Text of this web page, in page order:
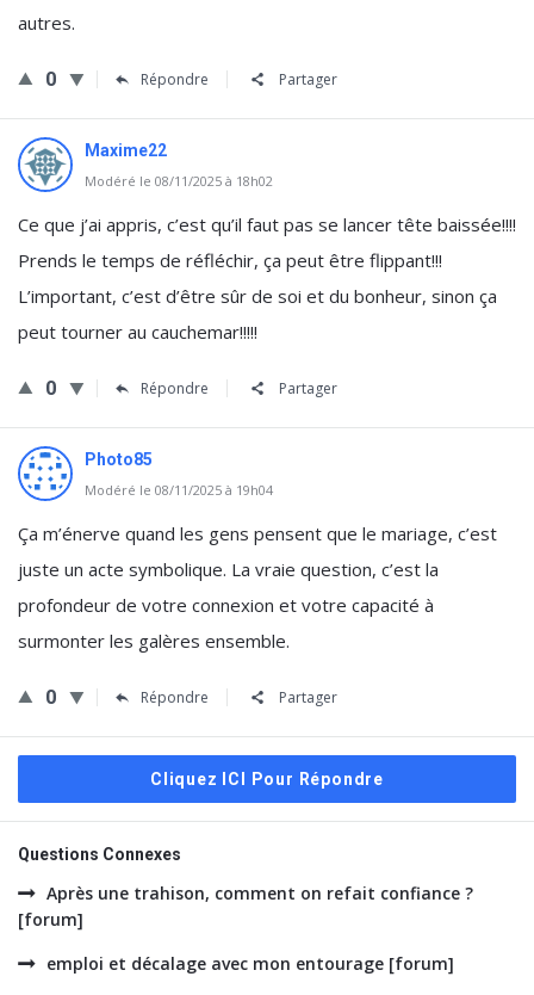
autres.
0 Répondre Partager
Maxime22
Modéré le 08/11/2025 à 18h02
Ce que j’ai appris, c’est qu’il faut pas se lancer tête baissée!!!!
Prends le temps de réfléchir, ça peut être flippant!!!
L’important, c’est d’être sûr de soi et du bonheur, sinon ça
peut tourner au cauchemar!!!!!
0 Répondre Partager
Photo85
Modéré le 08/11/2025 à 19h04
Ça m’énerve quand les gens pensent que le mariage, c’est
juste un acte symbolique. La vraie question, c’est la
profondeur de votre connexion et votre capacité à
surmonter les galères ensemble.
0 Répondre Partager
Cliquez ICI Pour Répondre
Questions Connexes
Après une trahison, comment on refait confiance ?
[forum]
emploi et décalage avec mon entourage [forum]